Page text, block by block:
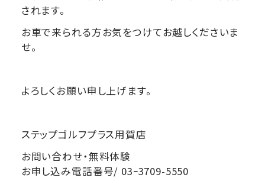
されます。
お車で来られる方お気をつけてお越しくださいま
せ。
よろしくお願い申し上げます。
ステップゴルフプラス用賀店
お問い合わせ・無料体験
お申し込み電話番号/ 03ｰ3709-5550